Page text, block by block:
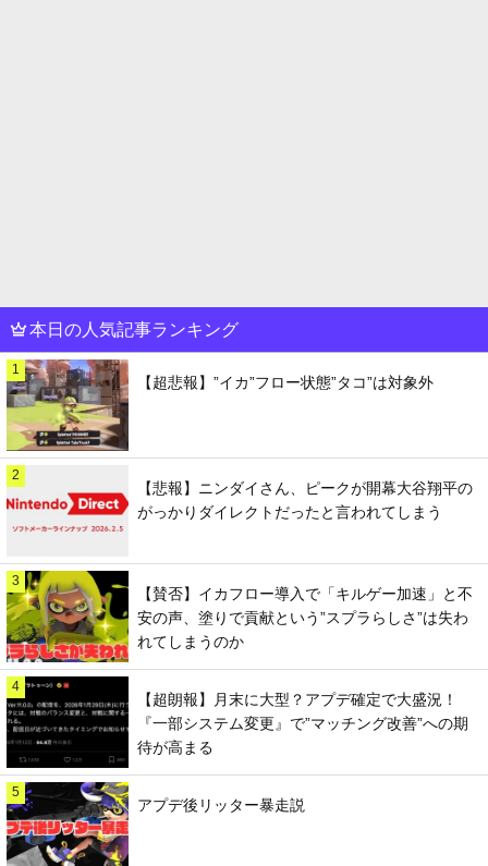
本日の人気記事ランキング
1
【超悲報】”イカ”フロー状態”タコ”は対象外
2
【悲報】ニンダイさん、ピークが開幕大谷翔平の
がっかりダイレクトだったと言われてしまう
3
【賛否】イカフロー導入で「キルゲー加速」と不
安の声、塗りで貢献という”スプラらしさ”は失わ
れてしまうのか
4
【超朗報】月末に大型？アプデ確定で大盛況！
『一部システム変更』で”マッチング改善”への期
待が高まる
5
アプデ後リッター暴走説